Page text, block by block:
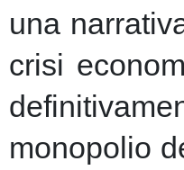
una
crisi
monopolio